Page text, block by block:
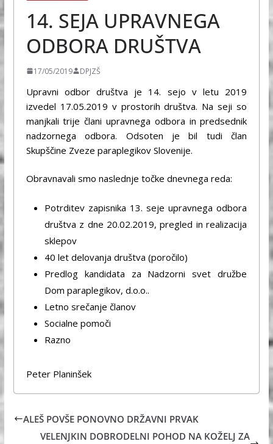
14. SEJA UPRAVNEGA
ODBORA DRUŠTVA
17/05/2019 DPJZŠ
Upravni odbor društva je 14. sejo v letu 2019
izvedel 17.05.2019 v prostorih društva. Na seji so
manjkali trije člani upravnega odbora in predsednik
nadzornega odbora. Odsoten je bil tudi član
Skupščine Zveze paraplegikov Slovenije.
Obravnavali smo naslednje točke dnevnega reda:
Potrditev zapisnika 13. seje upravnega odbora
društva z dne 20.02.2019, pregled in realizacija
sklepov
40 let delovanja društva (poročilo)
Predlog kandidata za Nadzorni svet družbe
Dom paraplegikov, d.o.o..
Letno srečanje članov
Socialne pomoči
Razno
Peter Planinšek
ALEŠ POVŠE PONOVNO DRŽAVNI PRVAK
VELENJKIN DOBRODELNI POHOD NA KOŽELJ ZA